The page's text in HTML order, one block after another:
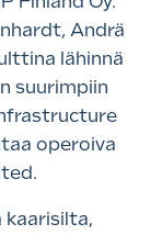
Andrä
lähinnä
suurimpiin
operoiva
kaarisilta,